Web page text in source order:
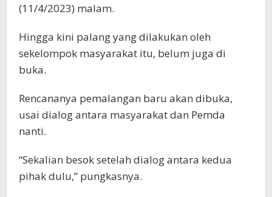
(11/4/2023) malam.
Hingga kini palang yang dilakukan oleh
sekelompok masyarakat itu, belum juga di
buka.
Rencananya pemalangan baru akan dibuka,
usai dialog antara masyarakat dan Pemda
nanti.
“Sekalian besok setelah dialog antara kedua
pihak dulu,” pungkasnya.